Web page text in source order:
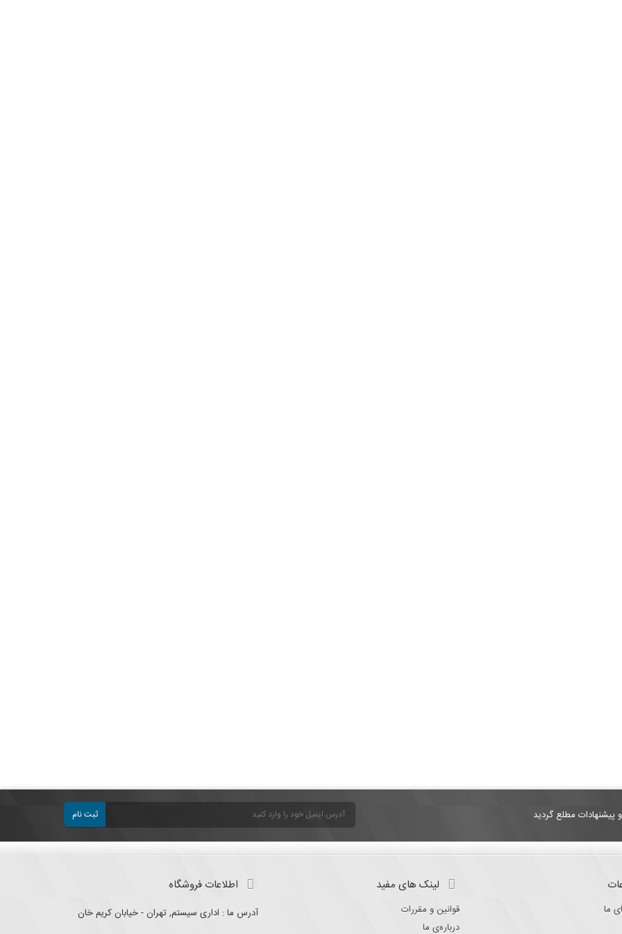
پیشنهادات مطلع گردید ثبت نام
ما
لینک های مفید
قوانین و مقررات
درباره‌ی ما
اطلاعات فروشگاه
آدرس ما : اداری سیستم, تهران - خیابان کریم خان